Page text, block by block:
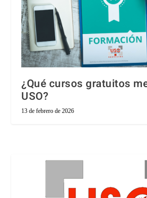
¿Qué cursos gratuitos
USO?
13 de febrero de 2026